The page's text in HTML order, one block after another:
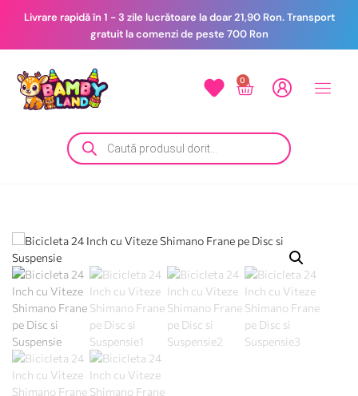
Livrare rapidă în 1 - 3 zile lucrătoare la doar 21,90 Ron. Transport
gratuit la comenzi de peste 700 Ron
0